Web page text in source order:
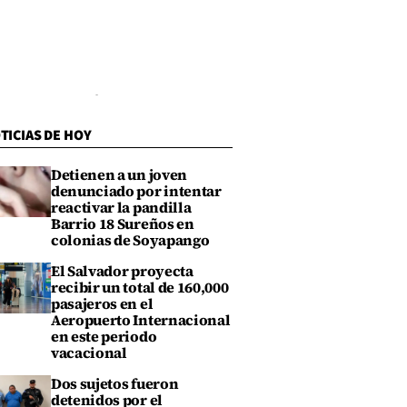
DE HOY
Detienen a un joven
denunciado por intentar
reactivar la pandilla
Barrio 18 Sureños en
colonias de Soyapango
El Salvador proyecta
recibir un total de 160,000
pasajeros en el
Aeropuerto Internacional
en este periodo
vacacional
Dos sujetos fueron
detenidos por el